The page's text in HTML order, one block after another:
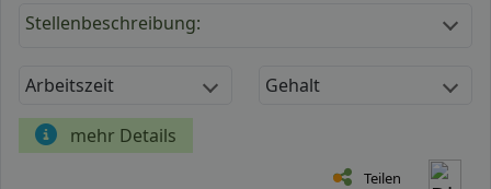
Stellenbeschreibung:
Arbeitszeit Gehalt
mehr Details
Teilen